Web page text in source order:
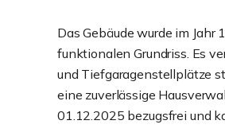
Das Gebäude wurde im
funktionalen Grundriss. Es
und Tiefgaragenstellplätze
eine zuverlässige
01.12.2025 bezugsfrei und